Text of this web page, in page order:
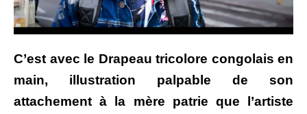
C’est avec le Drapeau tricolore congolais en
main, illustration palpable de son
attachement à la mère patrie que l’artiste